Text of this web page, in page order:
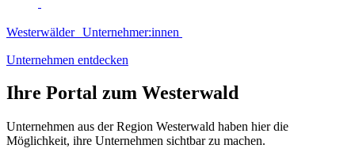
Westerwälder Unternehmer:innen
Unternehmen entdecken
Ihre Portal zum Westerwald
Unternehmen aus der Region Westerwald haben hier die
Möglichkeit, ihre Unternehmen sichtbar zu machen.